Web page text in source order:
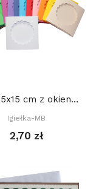
Baza 15x15 cm z okienkiem KWIATEK 1 (10 cm),...
Igiełka-MB
2,70 zł